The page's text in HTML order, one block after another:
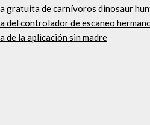
gratuita de carnívoros dinosaur
del controlador de escaneo
de la aplicación sin madre